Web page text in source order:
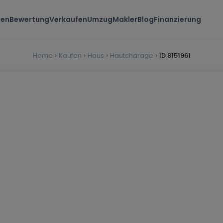
BewertungVerkaufenUmzugMaklerBlogFinanzierung
Home Kaufen Haus Hautcharage ID 8151961